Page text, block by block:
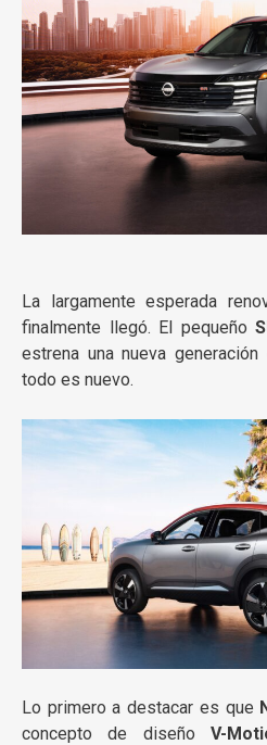
La largamente esperada
finalmente llegó. El pequeño
estrena una nueva
todo es nuevo.
Lo primero a destacar es que
concepto de diseñoV-